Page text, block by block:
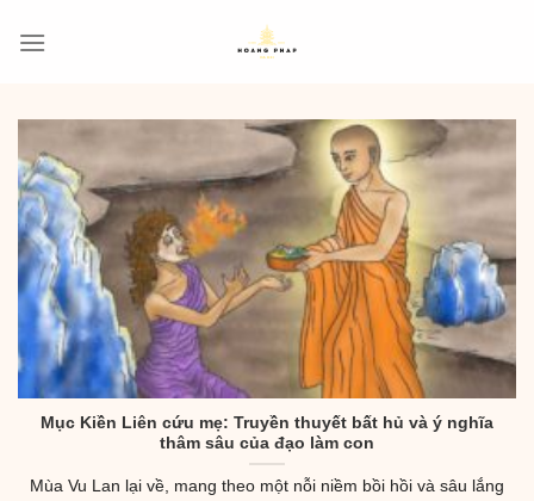
Mục Kiền Liên cứu mẹ: Truyền thuyết bất hủ và ý nghĩa
thâm sâu của đạo làm con
Mùa Vu Lan lại về, mang theo một nỗi niềm bồi hồi và sâu lắng